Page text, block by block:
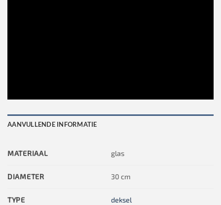
AANVULLENDE INFORMATIE
MATERIAAL glas
DIAMETER 30 cm
TYPE deksel